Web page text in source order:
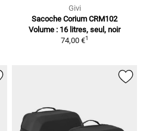
Givi
Sacoche Corium CRM102
Volume : 16 litres, seul, noir
74,00 €1